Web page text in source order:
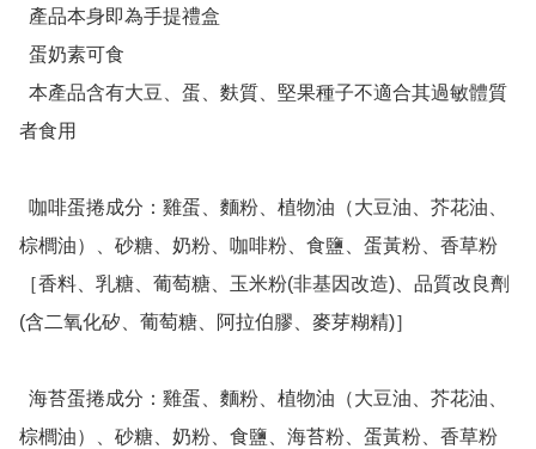
者食用
棕櫚油）、砂糖、奶粉、咖啡粉、食鹽、蛋黃粉、香草粉
［香料、乳糖、葡萄糖、玉米粉(非基因改造)、品質改良劑
(含二氧化矽、葡萄糖、阿拉伯膠、麥芽糊精)］
棕櫚油）、砂糖、奶粉、食鹽、海苔粉、蛋黃粉、香草粉